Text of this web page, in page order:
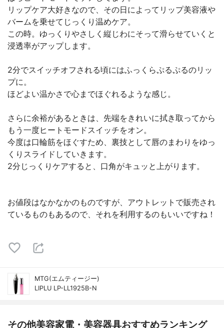
リップケア大好きなので、その日によってリップ美容液や
バームを乗せてじっくり温めケア。
この時。ゆっくりやさしく縦じわにそって滑らせていくと
浸透率がアップします。
2分でスイッチオフされる頃にはふっくらぷるぷるのリッ
プに。
ほどよい温かさで心までほぐれるような感じ。
さらに余裕があるときは、先端をきれいに拭き取ってから
もう一度ヒートモードスイッチをオン。
今度は口輪筋をほぐすため、裏技として唇のまわりをゆっ
くりスライドしていきます。
2分じっくりケアすると、口角がキュッと上がります。
お値段はなかなかのものですが、アウトレットで販売され
ているものもあるので、それを利用するのもいいですね！
MTG(エムティージー)
LIPLU LP-LL1925B-N
その他美容家電・美容器具おすすめランキング